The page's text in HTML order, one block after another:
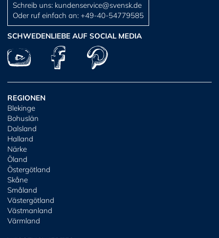
Schreib uns: kundenservice@svensk.de
Oder ruf einfach an: +49-40-54779585
SCHWEDENLIEBE AUF SOCIAL MEDIA
REGIONEN
Blekinge
Bohuslän
Dalsland
Halland
Närke
Öland
Östergötland
Skåne
Småland
Västergötland
Västmanland
Värmland